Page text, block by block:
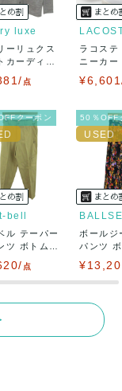
な方や完璧な商
。
が、何かござい
よりご連絡お願
をもって対応致
などお答えでき
、返品・返金に
luxe
ーリュクス
カーディガ
点
ラコステ
ニーカ
クーポン
bell
ル テーパー
ツ ボトムス
点
50％OFF
ボールジ
パンツ